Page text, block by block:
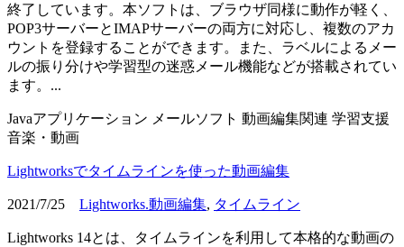
終了しています。本ソフトは、ブラウザ同様に動作が軽く、
POP3サーバーとIMAPサーバーの両方に対応し、複数のアカ
ウントを登録することができます。また、ラベルによるメー
ルの振り分けや学習型の迷惑メール機能などが搭載されてい
ます。...
Javaアプリケーション メールソフト 動画編集関連 学習支援
音楽・動画
Lightworksでタイムラインを使った動画編集
2021/7/25 Lightworks.動画編集, タイムライン
Lightworks 14とは、タイムラインを利用して本格的な動画の